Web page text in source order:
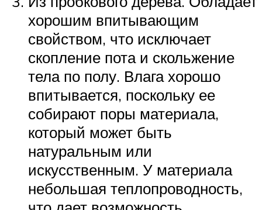
хорошим впитывающим
свойством, что исключает
скопление пота и скольжение
тела по полу. Влага хорошо
впитывается, поскольку ее
собирают поры материала,
который может быть
натуральным или
искусственным. У материала
небольшая теплопроводность,